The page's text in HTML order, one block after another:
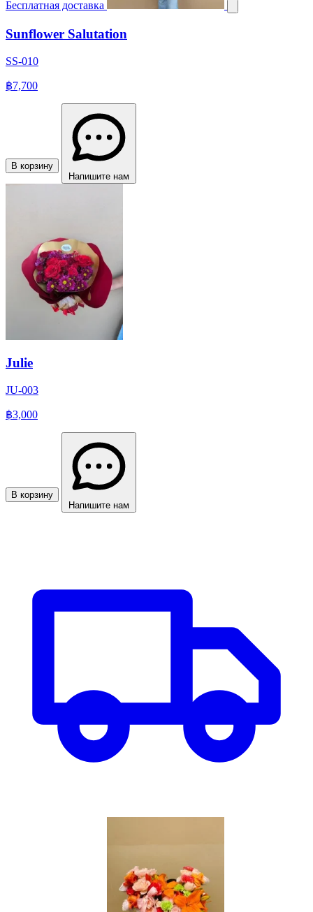
Бесплатная доставка
Sunflower Salutation
SS-010
฿7,700
В корзину
Напишите нам
Julie
JU-003
฿3,000
В корзину
Напишите нам